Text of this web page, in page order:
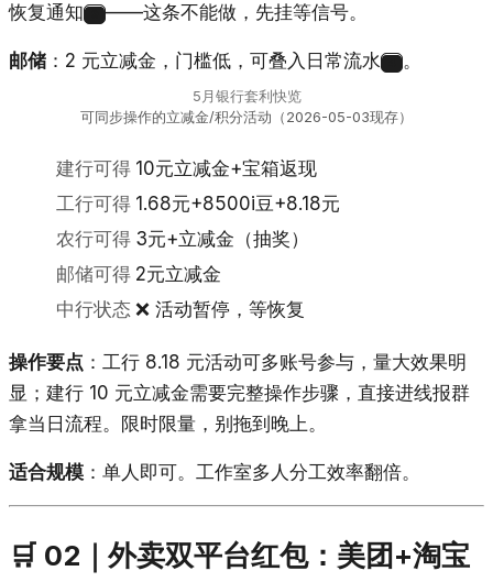
恢复通知
——这条不能做，先挂等信号。
邮储 ：2 元立减金，门槛低，可叠入日常流水 。
5月银行套利快览
可同步操作的立减金/积分活动（2026-05-03现存）
建行可得 10元立减金+宝箱返现
工行可得 1.68元+8500i豆+8.18元
农行可得 3元+立减金（抽奖）
邮储可得 2元立减金
中行状态 ❌ 活动暂停，等恢复
操作要点 ：工行 8.18 元活动可多账号参与，量大效果明
显；建行 10 元立减金需要完整操作步骤，直接进线报群
拿当日流程。限时限量，别拖到晚上。
适合规模 ：单人即可。工作室多人分工效率翻倍。
🛒 02｜外卖双平台红包：美团+淘宝